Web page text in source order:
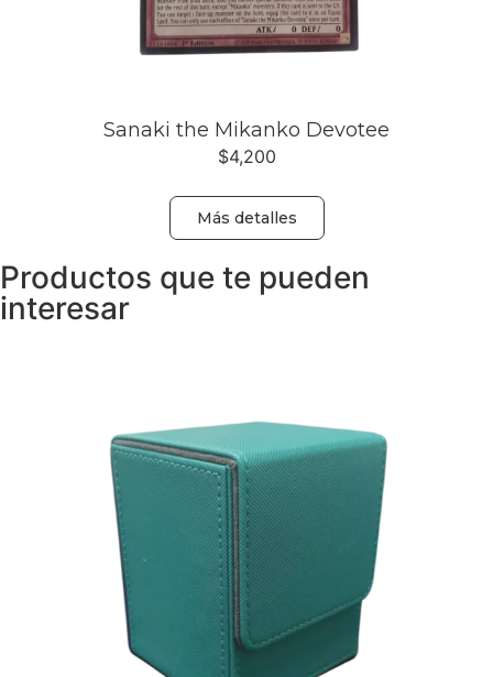
Sanaki the Mikanko Devotee
$4,200
Más detalles
Productos que te pueden
interesar